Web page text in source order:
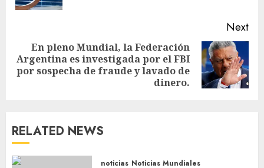
Next
En pleno Mundial, la Federación
Argentina es investigada por el FBI
por sospecha de fraude y lavado de
dinero.
RELATED NEWS
noticias Noticias Mundiales